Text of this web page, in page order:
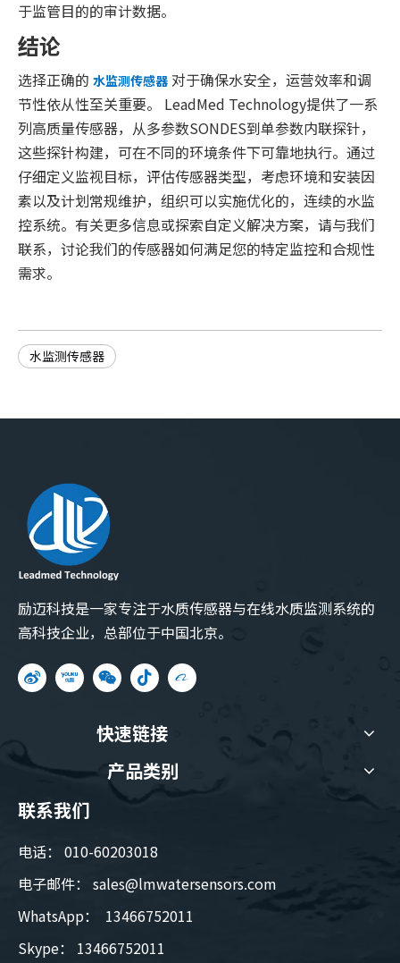
于监管目的的审计数据。
结论
选择正确的 水监测传感器 对于确保水安全，运营效率和调
节性依从性至关重要。 LeadMed Technology提供了一系
列高质量传感器，从多参数SONDES到单参数内联探针，
这些探针构建，可在不同的环境条件下可靠地执行。通过
仔细定义监视目标，评估传感器类型，考虑环境和安装因
素以及计划常规维护，组织可以实施优化的，连续的水监
控系统。有关更多信息或探索自定义解决方案，请与我们
联系，讨论我们的传感器如何满足您的特定监控和合规性
需求。
水监测传感器
励迈科技是一家专注于水质传感器与在线水质监测系统的
高科技企业，总部位于中国北京。
快速链接
产品类别
联系我们
电话： 010-60203018
电子邮件： sales@lmwatersensors.com
WhatsApp： 13466752011
Skype： 13466752011